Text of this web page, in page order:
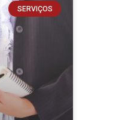
SERVIÇOS